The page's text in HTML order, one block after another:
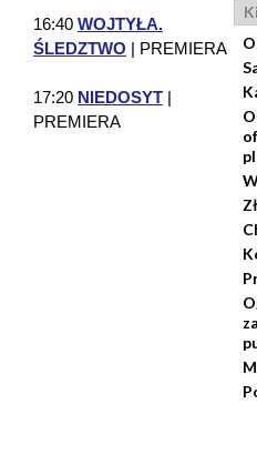
16:40 WOJTYŁA.
ŚLEDZTWO | PREMIERA
17:20 NIEDOSYT |
PREMIERA